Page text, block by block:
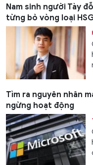
Nam sinh người Tày
từng bỏ vòng loại
Tìm ra nguyên nhân
ngừng hoạt động